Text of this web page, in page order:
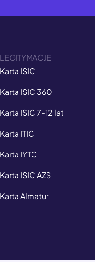
LEGITYMACJE
Karta ISIC
Karta ISIC 360
Karta ISIC 7-12 lat
Karta ITIC
Karta IYTC
Karta ISIC AZS
Karta Almatur